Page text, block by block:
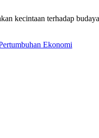
kecintaan terhadap
Ekonomi